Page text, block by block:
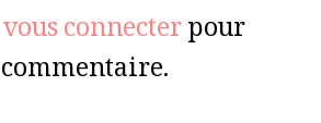
vous connecterpour